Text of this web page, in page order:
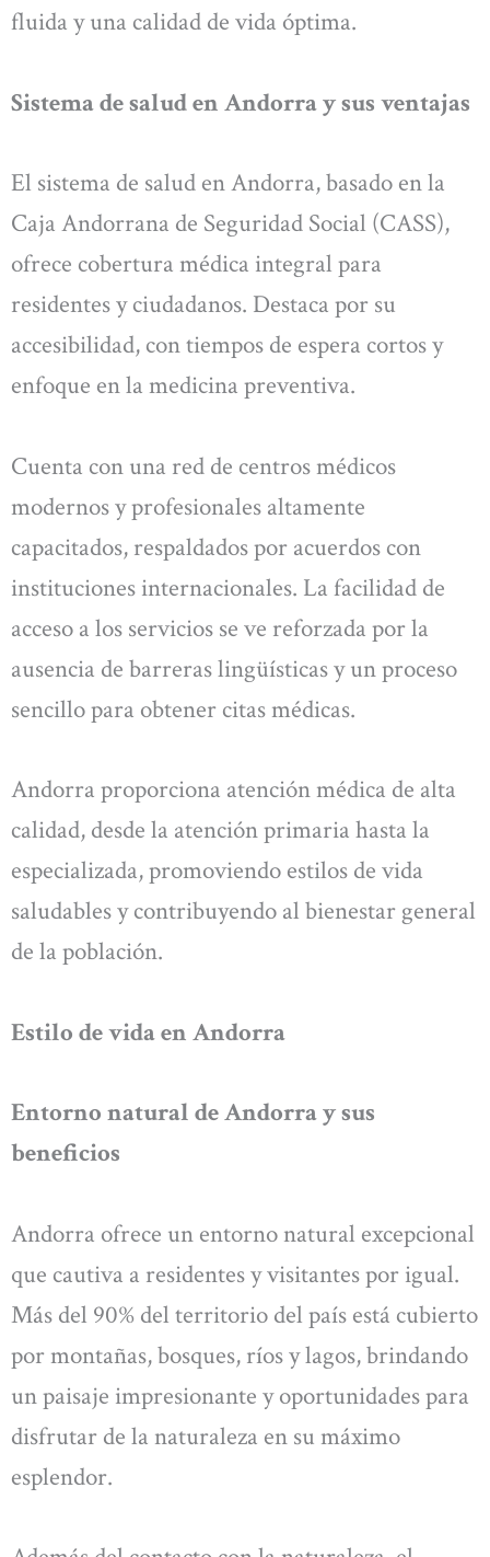
fluida y una calidad de vida óptima.
Sistema de salud en Andorra y sus ventajas
El sistema de salud en Andorra, basado en la
Caja Andorrana de Seguridad Social (CASS),
ofrece cobertura médica integral para
residentes y ciudadanos. Destaca por su
accesibilidad, con tiempos de espera cortos y
enfoque en la medicina preventiva.
Cuenta con una red de centros médicos
modernos y profesionales altamente
capacitados, respaldados por acuerdos con
instituciones internacionales. La facilidad de
acceso a los servicios se ve reforzada por la
ausencia de barreras lingüísticas y un proceso
sencillo para obtener citas médicas.
Andorra proporciona atención médica de alta
calidad, desde la atención primaria hasta la
especializada, promoviendo estilos de vida
saludables y contribuyendo al bienestar general
de la población.
Estilo de vida en Andorra
Entorno natural de Andorra y sus
beneficios
Andorra ofrece un entorno natural excepcional
que cautiva a residentes y visitantes por igual.
Más del 90% del territorio del país está cubierto
por montañas, bosques, ríos y lagos, brindando
un paisaje impresionante y oportunidades para
disfrutar de la naturaleza en su máximo
esplendor.